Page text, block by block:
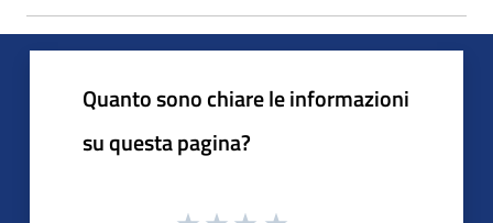
Quanto sono chiare le informazioni
su questa pagina?